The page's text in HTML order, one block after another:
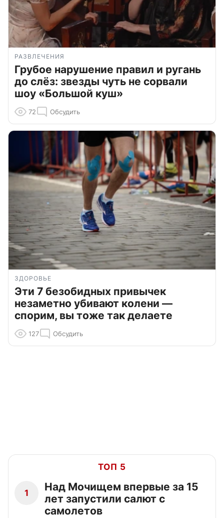
РАЗВЛЕЧЕНИЯ
Грубое нарушение правил и ругань
до слёз: звезды чуть не сорвали
шоу «Большой куш»
72 Обсудить
ЗДОРОВЬЕ
Эти 7 безобидных привычек
незаметно убивают колени —
спорим, вы тоже так делаете
127 Обсудить
ТОП 5
1
Над Мочищем впервые за 15
лет запустили салют с
самолетов